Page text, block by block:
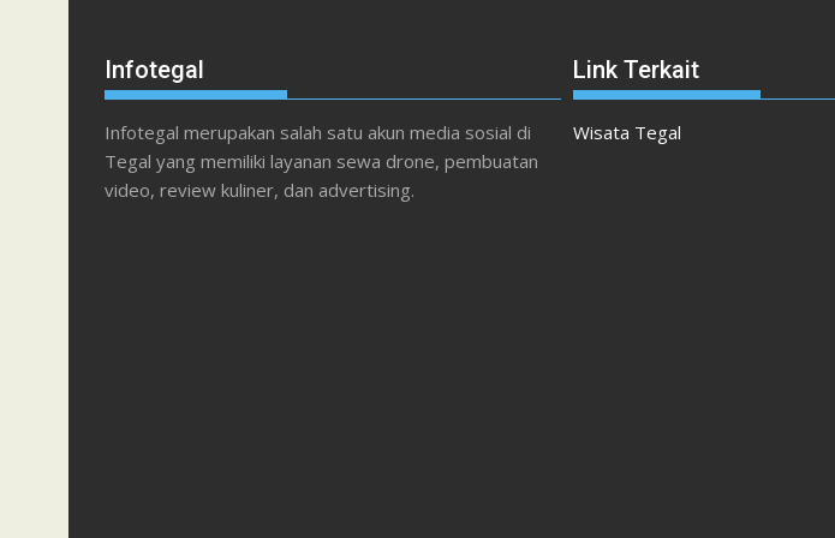
Infotegal
Infotegal merupakan salah satu akun media sosial di
Tegal yang memiliki layanan sewa drone, pembuatan
video, review kuliner, dan advertising.
Link Terkait
Wisata Tegal